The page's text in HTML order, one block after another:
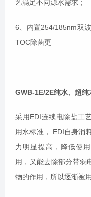
艺满足不同源水需求；
6、内置254/185nm双
TOC除菌更
GWB-1E/2E纯水、超纯
采用EDI连续电除盐工
用水标准， EDI自身消
力明显提高，降低使
用，又能去除部分带弱
物的作用，所以逐渐被